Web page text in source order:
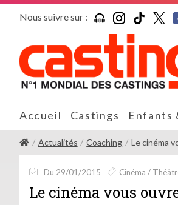
Nous suivre sur :
Accueil Castings Enfants
Actualités Coaching Le cinéma
Du 29/01/2015 Cinéma /
Le cinéma vous